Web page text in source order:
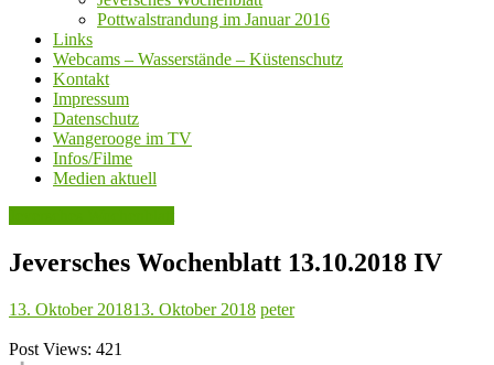
Pottwalstrandung im Januar 2016
Links
Webcams – Wasserstände – Küstenschutz
Kontakt
Impressum
Datenschutz
Wangerooge im TV
Infos/Filme
Medien aktuell
Jeversches Wochenblatt 13.10.2018 IV
13. Oktober 201813. Oktober 2018 peter
Post Views: 421